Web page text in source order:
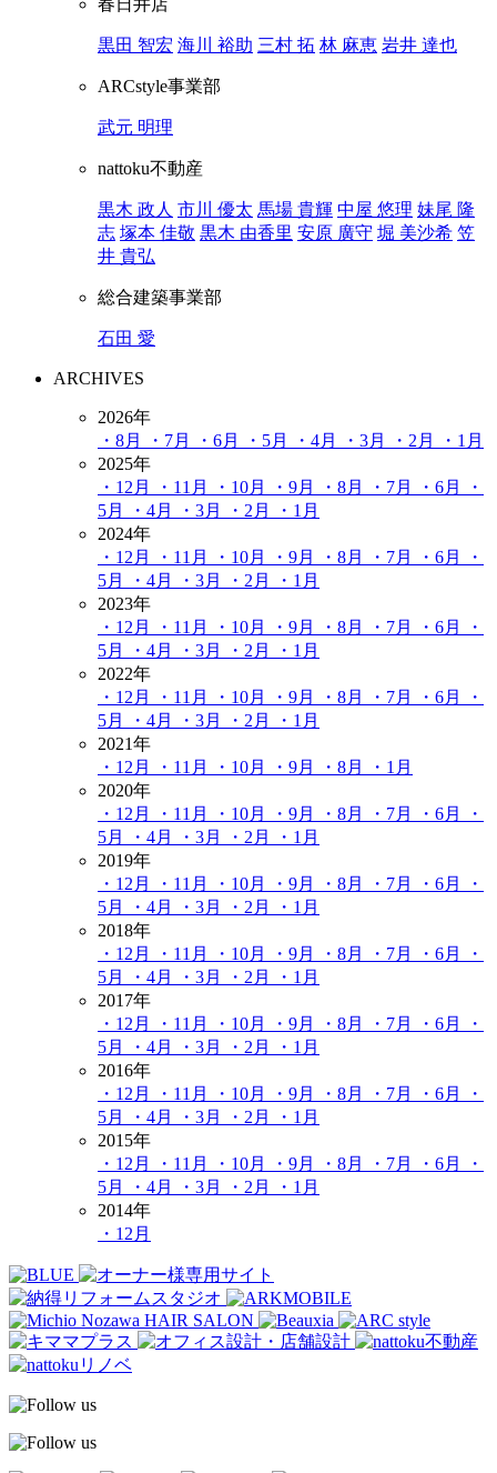
黒田 智宏 海川 裕助 三村 拓 林 麻恵 岩井 達也
ARCstyle事業部
武元 明理
nattoku不動産
黒木 政人 市川 優太 馬場 貴輝 中屋 悠理 妹尾 隆
志 塚本 佳敬 黒木 由香里 安原 廣守 堀 美沙希 笠
井 貴弘
総合建築事業部
石田 愛
ARCHIVES
2026年
・8月
・7月 ・6月 ・5月 ・4月 ・3月 ・2月
・1月
2025年
・12月
・11月 ・10月 ・9月 ・8月 ・7月 ・6月
・
5月
・4月 ・3月 ・2月
・1月
2024年
・12月
・11月 ・10月 ・9月 ・8月 ・7月 ・6月
・
5月
・4月 ・3月 ・2月
・1月
2023年
・12月
・11月 ・10月 ・9月 ・8月 ・7月 ・6月
・
5月
・4月 ・3月 ・2月
・1月
2022年
・12月
・11月 ・10月 ・9月 ・8月 ・7月 ・6月
・
5月
・4月 ・3月 ・2月
・1月
2021年
・12月
・11月 ・10月 ・9月 ・8月
・1月
2020年
・12月
・11月 ・10月 ・9月 ・8月 ・7月 ・6月
・
5月
・4月 ・3月 ・2月
・1月
2019年
・12月
・11月 ・10月 ・9月 ・8月 ・7月 ・6月
・
5月
・4月 ・3月 ・2月
・1月
2018年
・12月
・11月 ・10月 ・9月 ・8月 ・7月 ・6月
・
5月
・4月 ・3月 ・2月
・1月
2017年
・12月
・11月 ・10月 ・9月 ・8月 ・7月 ・6月
・
5月
・4月 ・3月 ・2月
・1月
2016年
・12月
・11月 ・10月 ・9月 ・8月 ・7月 ・6月
・
5月
・4月 ・3月 ・2月
・1月
2015年
・12月
・11月 ・10月 ・9月 ・8月 ・7月 ・6月
・
5月
・4月 ・3月 ・2月
・1月
2014年
・12月